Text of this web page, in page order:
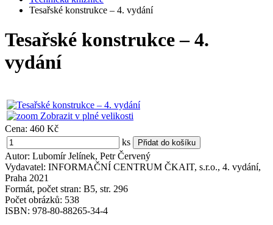
Tesařské konstrukce – 4. vydání
Tesařské konstrukce – 4.
vydání
Zobrazit v plné velikosti
Cena: 460 Kč
ks
Autor: Lubomír Jelínek, Petr Červený
Vydavatel: INFORMAČNÍ CENTRUM ČKAIT, s.r.o., 4. vydání,
Praha 2021
Formát, počet stran: B5, str. 296
Počet obrázků: 538
ISBN: 978-80-88265-34-4